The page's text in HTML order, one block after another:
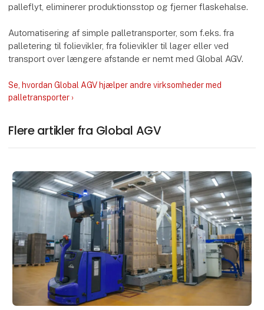
palleflyt, eliminerer produktionsstop og fjerner flaskehalse.
Automatisering af simple palletransporter, som f.eks. fra
palletering til folievikler, fra folievikler til lager eller ved
transport over længere afstande er nemt med Global AGV.
Se, hvordan Global AGV hjælper andre virksomheder med
palletransporter ›
Flere artikler fra Global AGV